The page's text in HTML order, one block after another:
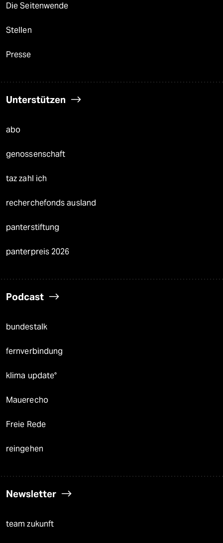
Die Seitenwende
Stellen
Presse
Unterstützen
abo
genossenschaft
taz zahl ich
recherchefonds ausland
panterstiftung
panterpreis 2026
Podcast
bundestalk
fernverbindung
klima update°
Mauerecho
Freie Rede
reingehen
Newsletter
team zukunft